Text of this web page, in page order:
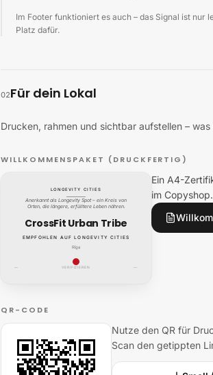
Im Footer funktioniert es auch – das Signal ist nur
Platz dafür.
02Für dein Lokal
Drucken, rahmen und sichtbar aufstellen –
WILLKOMMENSPAKET (DRUCKFERTIG)
LONGEVITY CITIES
Anerkannt als Longevity Spot – ein Kreis von
Orten, die längere, erfülltere Leben nähren.
CrossFit Urban Tribe
EMPFOHLEN AUF LONGEVITY CITIES
Rīga
— VERIFIZIEREN —
Ein A4-
im
QR-CODE
Nutze den QR für
Scan den getippten